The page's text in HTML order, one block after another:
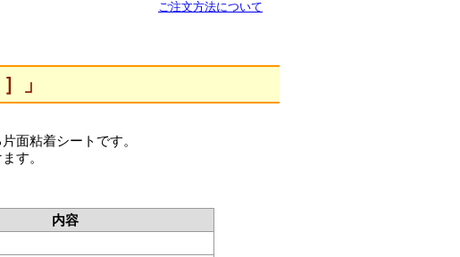
ご注文方法について
」
面粘着シートです。
す。
内容